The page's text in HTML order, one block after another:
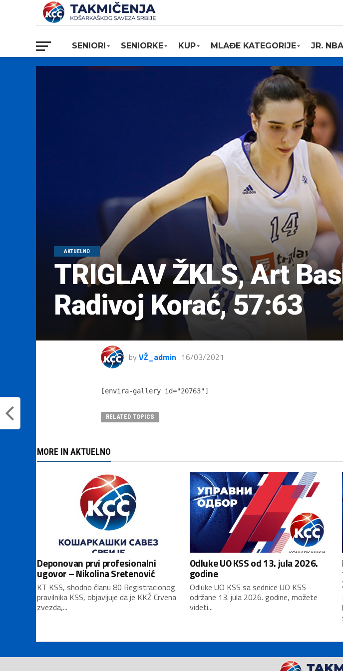
SENIORI SENIORKE KUP MLAĐE KATEGORIJE JR. NBA
AKTUELNO
TRIGLAV ŽKLS, Art
Radivoj Korać, 57:63
by VŽ_admin 16/03/2021
[envira-gallery id="20763"]
RELATED TOPICS
MORE IN AKTUELNO
Deponovan prvi profesionalni
ugovor – Nikolina Sretenović
KT KSS, shodno članu 80 Registracionog
pravilnika KSS, objavljuje da je KKŽ Crvena
zvezda,...
Odluke UO KSS od 13. jula 2026.
godine
Odluke UO KSS sa sednice UO KSS
održane 13. jula 2026. godine, možete
videti...